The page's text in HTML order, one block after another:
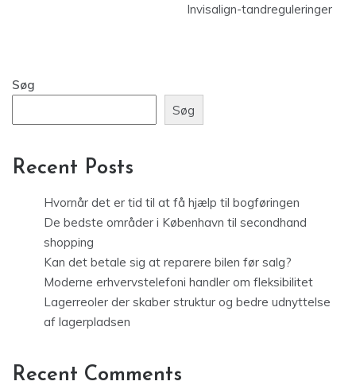
Invisalign-tandreguleringer
Søg
Søg
Recent Posts
Hvornår det er tid til at få hjælp til bogføringen
De bedste områder i København til secondhand
shopping
Kan det betale sig at reparere bilen før salg?
Moderne erhvervstelefoni handler om fleksibilitet
Lagerreoler der skaber struktur og bedre udnyttelse
af lagerpladsen
Recent Comments